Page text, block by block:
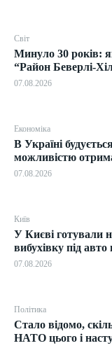
Світ
Минуло 30 років:
“Район Беверлі-
07.08.2026
Економіка
В Україні
можливістю
07.08.2026
Київ
У Києві готували
вибухівку під авто
07.08.2026
Політика
Стало відомо,
НАТО цього і